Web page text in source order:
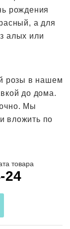
рождения
а для
алых или
розы в нашем
до дома.
Мы
вложить по
товара
24